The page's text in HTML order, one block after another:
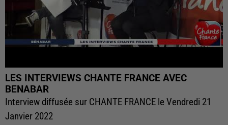
LES INTERVIEWS CHANTE FRANCE AVEC
BENABAR
Interview diffusée sur CHANTE FRANCE le Vendredi 21
Janvier 2022